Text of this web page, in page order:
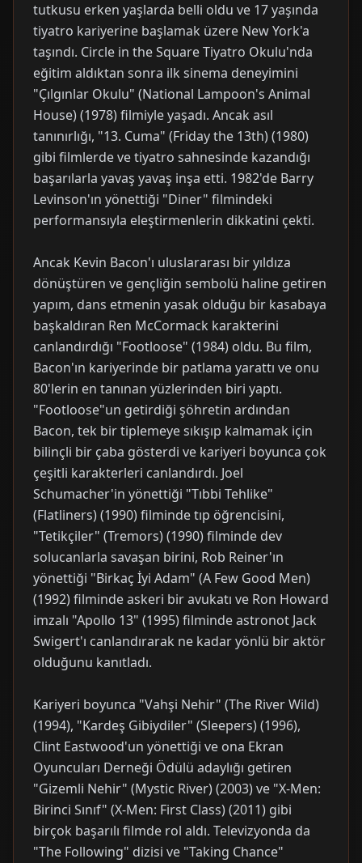
tutkusu erken yaşlarda belli oldu ve 17 yaşında
tiyatro kariyerine başlamak üzere New York'a
taşındı. Circle in the Square Tiyatro Okulu'nda
eğitim aldıktan sonra ilk sinema deneyimini
"Çılgınlar Okulu" (National Lampoon's Animal
House) (1978) filmiyle yaşadı. Ancak asıl
tanınırlığı, "13. Cuma" (Friday the 13th) (1980)
gibi filmlerde ve tiyatro sahnesinde kazandığı
başarılarla yavaş yavaş inşa etti. 1982'de Barry
Levinson'ın yönettiği "Diner" filmindeki
performansıyla eleştirmenlerin dikkatini çekti.
Ancak Kevin Bacon'ı uluslararası bir yıldıza
dönüştüren ve gençliğin sembolü haline getiren
yapım, dans etmenin yasak olduğu bir kasabaya
başkaldıran Ren McCormack karakterini
canlandırdığı "Footloose" (1984) oldu. Bu film,
Bacon'ın kariyerinde bir patlama yarattı ve onu
80'lerin en tanınan yüzlerinden biri yaptı.
"Footloose"un getirdiği şöhretin ardından
Bacon, tek bir tiplemeye sıkışıp kalmamak için
bilinçli bir çaba gösterdi ve kariyeri boyunca çok
çeşitli karakterleri canlandırdı. Joel
Schumacher'in yönettiği "Tıbbi Tehlike"
(Flatliners) (1990) filminde tıp öğrencisini,
"Tetikçiler" (Tremors) (1990) filminde dev
solucanlarla savaşan birini, Rob Reiner'ın
yönettiği "Birkaç İyi Adam" (A Few Good Men)
(1992) filminde askeri bir avukatı ve Ron Howard
imzalı "Apollo 13" (1995) filminde astronot Jack
Swigert'ı canlandırarak ne kadar yönlü bir aktör
olduğunu kanıtladı.
Kariyeri boyunca "Vahşi Nehir" (The River Wild)
(1994), "Kardeş Gibiydiler" (Sleepers) (1996),
Clint Eastwood'un yönettiği ve ona Ekran
Oyuncuları Derneği Ödülü adaylığı getiren
"Gizemli Nehir" (Mystic River) (2003) ve "X-Men:
Birinci Sınıf" (X-Men: First Class) (2011) gibi
birçok başarılı filmde rol aldı. Televizyonda da
"The Following" dizisi ve "Taking Chance"